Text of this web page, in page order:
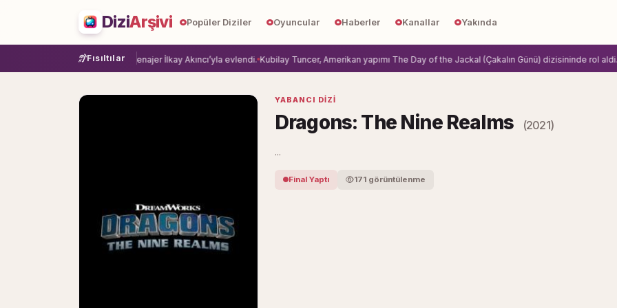
DiziArşivi Popüler Diziler Oyuncular Haberler Kanallar Yakında
Fısıltılar
Damla Sönmez, menajer İlkay Akıncı’yla evlendi. Kubilay Tuncer, Amerikan yapımı The Day of the Jackal (Çakalın Günü) dizisininde rol aldi.
YABANCI DIZI
Dragons: The Nine Realms (2021)
...
Final Yaptı 171 görüntülenme